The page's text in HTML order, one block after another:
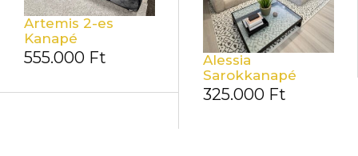
Artemis 2-es
Kanapé
555.000 Ft
Alessia
Sarokkanapé
325.000 Ft